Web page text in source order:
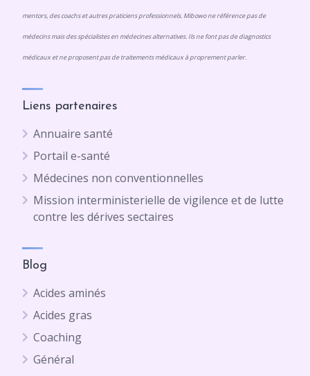
mentors, des coachs et autres praticiens professionnels. Mibowo ne référence pas de
médecins mais des spécialistes en médecines alternatives. Ils ne font pas de diagnostics
médicaux et ne proposent pas de traitements médicaux à proprement parler.
Liens partenaires
Annuaire santé
Portail e-santé
Médecines non conventionnelles
Mission interministerielle de vigilence et de lutte
contre les dérives sectaires
Blog
Acides aminés
Acides gras
Coaching
Général